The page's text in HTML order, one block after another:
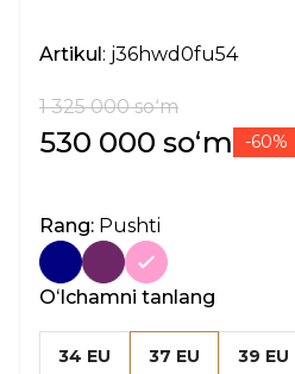
Artikul: j36hwd0fu54
1 325 000 soʻm
530 000 soʻm -60%
Rang: Pushti
Oʻlchamni tanlang
34 EU 37 EU 39 EU